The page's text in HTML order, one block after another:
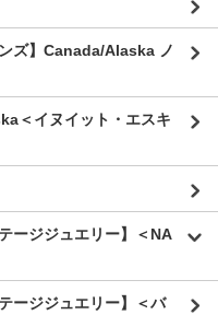
ズ】Canada/Alaska ノ
＜イヌイット・エスキ
ージジュエリー】＜NA
ージジュエリー】＜バ